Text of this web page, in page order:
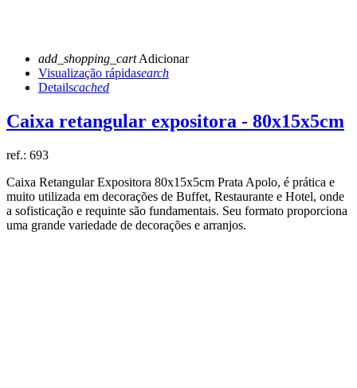
add_shopping_cartAdicionar
Visualização rápidasearch
Detailscached
Caixa retangular expositora - 80x15x5cm
ref.: 693
Caixa Retangular Expositora 80x15x5cm Prata Apolo, é prática e
muito utilizada em decorações de Buffet, Restaurante e Hotel, onde
a sofisticação e requinte são fundamentais. Seu formato proporciona
uma grande variedade de decorações e arranjos.